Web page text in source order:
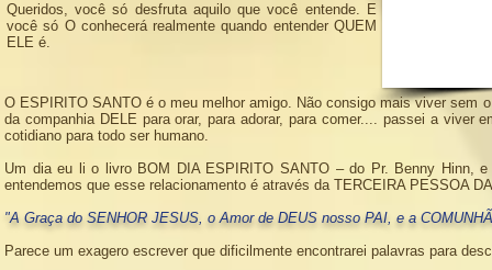
Queridos, você só desfruta aquilo que você entende. E
você só O conhecerá realmente quando entender QUEM
ELE é.
O ESPIRITO SANTO é o meu melhor amigo. Não consigo mais viver sem
da companhia DELE para orar, para adorar, para comer.... passei a viver
cotidiano para todo ser humano.
Um dia eu li o livro BOM DIA ESPIRITO SANTO – do Pr. Benny Hinn,
entendemos que esse relacionamento é através da TERCEIRA PESSOA
"A Graça do SENHOR JESUS, o Amor de DEUS nosso PAI, e a
Parece um exagero escrever que dificilmente encontrarei palavras para